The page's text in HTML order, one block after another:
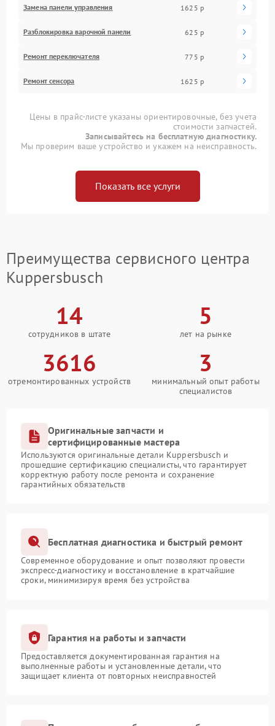
Замена панели управления 1625 р
Разблокировка варочной панели 625 р
Ремонт переключателя 775 р
Ремонт сенсора 1625 р
Цены в прайс-листе указаны ориентировочные, без учета
стоимости запчастей.
Записывайтесь на бесплатную диагностику.
Мы проверим ваше устройство и укажем на неисправность.
Показать все услуги
Преимущества сервисного центра
Kuppersbusch
14
сотрудников в штате
5
лет на рынке
3616
отремонтированных устройств
3
минимальный опыт работы
специалистов
Оригинальные запчасти и
сертифицированные мастера
Используются оригинальные детали Kuppersbusch и
прошедшие сертификацию специалисты, что гарантирует
корректную работу после ремонта и сохранение
гарантийных обязательств
Бесплатная диагностика и быстрый ремонт
Современное оборудование и опыт позволяют провести
экспресс-диагностику и восстановление в кратчайшие
сроки, минимизируя время без устройства
Гарантия на работы и запчасти
Предоставляется документированная гарантия на
выполненные работы и установленные детали, что
защищает клиента от повторных неисправностей